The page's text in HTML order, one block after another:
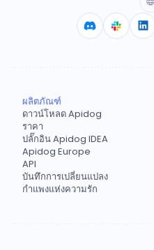
ผลิตภัณฑ์
ดาวน์โหลด Apidog
ราคา
ปลั๊กอิน Apidog IDEA
Apidog Europe
API
บันทึกการเปลี่ยนแปลง
กำแพงแห่งความรัก